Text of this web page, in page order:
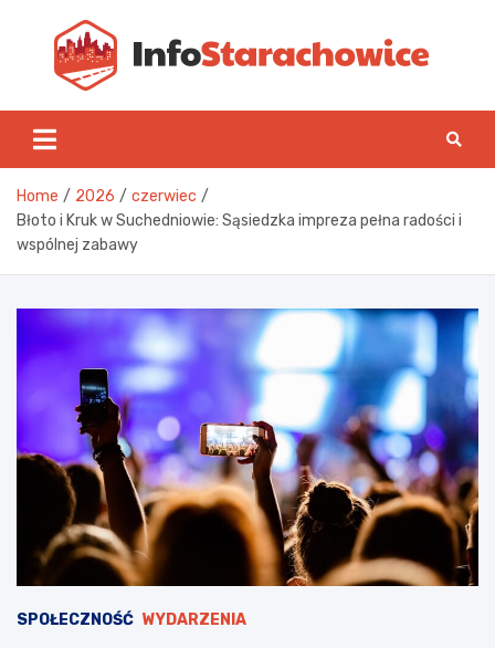
content
Home 2026
czerwiec
Błoto i Kruk w Suchedniowie: Sąsiedzka impreza pełna radości i
wspólnej zabawy
SPOŁECZNOŚĆ WYDARZENIA